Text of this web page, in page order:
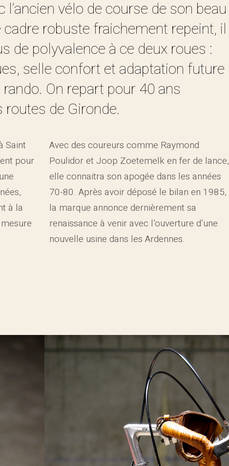
vélo de course de son beau
robuste fraichement repeint, il
de polyvalence à ce deux roues :
selle confort et adaptation future
On repart pour 40 ans
routes de Gironde.
Saint
pour
à la
Avec des coureurs comme Raymond
Poulidor et Joop Zoetemelk en fer de lance,
elle connaitra son apogée dans les années
70-80. Après avoir déposé le bilan en 1985,
la marque annonce dernièrement sa
renaissance à venir avec l’ouverture d’une
nouvelle usine dans les Ardennes.